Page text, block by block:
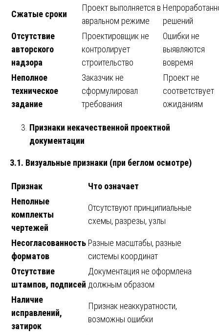
Сжатые сроки
Проект выполняется в
авральном режиме
решений
Отсутствие
авторского
надзора
Проектировщик не
контролирует
строительство
Ошибки не
выявляются
вовремя
Неполное
техническое
задание
Заказчик не
сформулировал
требования
Проект не
соответствует
ожиданиям
Признаки некачественной проектной
документации
3.1. Визуальные признаки (при беглом осмотре)
Признак
Что означает
Неполные
комплекты
чертежей
Отсутствуют принципиальные
схемы, разрезы, узлы
Несогласованность
форматов
Разные масштабы, разные
системы координат
Отсутствие
штампов, подписей
Документация не оформлена
должным образом
Наличие
исправлений,
затирок
Признак неаккуратности,
возможны ошибки